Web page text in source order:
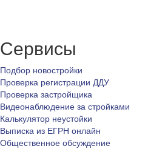
Сервисы
Подбор новостройки
Проверка регистрации ДДУ
Проверка застройщика
Видеонаблюдение за стройками
Калькулятор неустойки
Выписка из ЕГРН онлайн
Общественное обсуждение